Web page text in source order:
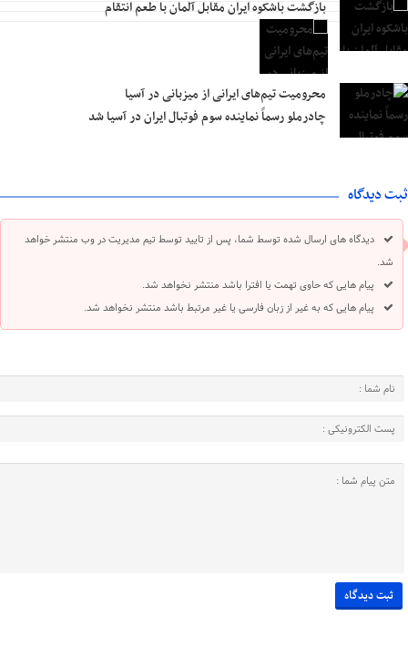
بازگشت باشکوه ایران مقابل آلمان با طعم انتقام
محرومیت تیم‌های ایرانی از میزبانی در آسیا
چادرملو رسماً نماینده سوم فوتبال ایران در آسیا شد
ثبت دیدگاه
دیدگاه های ارسال شده توسط شما، پس از تایید توسط تیم مدیریت در وب منتشر خواهد
شد.
پیام هایی که حاوی تهمت یا افترا باشد منتشر نخواهد شد.
پیام هایی که به غیر از زبان فارسی یا غیر مرتبط باشد منتشر نخواهد شد.